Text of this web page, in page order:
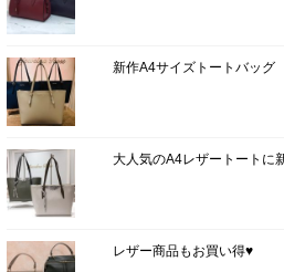
新作A4サイズトートバッグ
大人気のA4レザートートに
レザー商品もお買い得♥